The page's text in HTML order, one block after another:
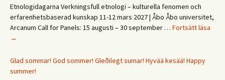
Etnologidagarna Verkningsfull etnologi – kulturella fenomen och
erfarenhetsbaserad kunskap 11-12 mars 2027 | Åbo Åbo universitet,
Arcanum Call for Panels: 15 augusti – 30 september … Fortsätt läsa
→
Glad sommar! God sommer! Gleðilegt sumar! Hyvää kesää! Happy
summer!